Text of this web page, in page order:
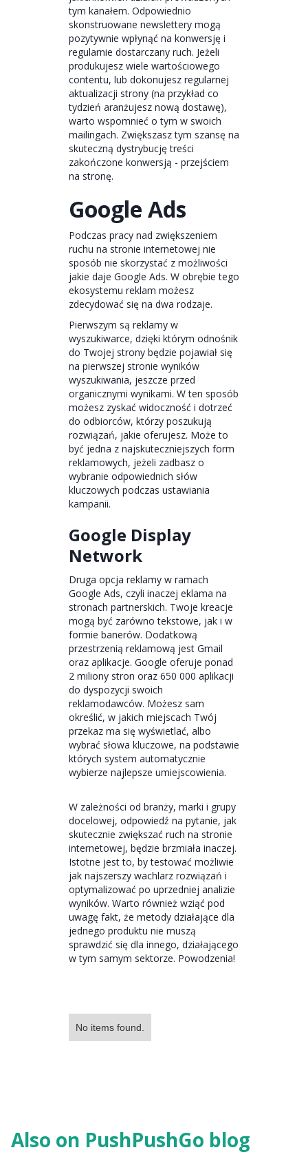
tym kanałem. Odpowiednio
skonstruowane newslettery mogą
pozytywnie wpłynąć na konwersję i
regularnie dostarczany ruch. Jeżeli
produkujesz wiele wartościowego
contentu, lub dokonujesz regularnej
aktualizacji strony (na przykład co
tydzień aranżujesz nową dostawę),
warto wspomnieć o tym w swoich
mailingach. Zwiększasz tym szansę na
skuteczną dystrybucję treści
zakończone konwersją - przejściem
na stronę.
Google Ads
Podczas pracy nad zwiększeniem
ruchu na stronie internetowej nie
sposób nie skorzystać z możliwości
jakie daje Google Ads. W obrębie tego
ekosystemu reklam możesz
zdecydować się na dwa rodzaje.
Pierwszym są reklamy w
wyszukiwarce, dzięki którym odnośnik
do Twojej strony będzie pojawiał się
na pierwszej stronie wyników
wyszukiwania, jeszcze przed
organicznymi wynikami. W ten sposób
możesz zyskać widoczność i dotrzeć
do odbiorców, którzy poszukują
rozwiązań, jakie oferujesz. Może to
być jedna z najskuteczniejszych form
reklamowych, jeżeli zadbasz o
wybranie odpowiednich słów
kluczowych podczas ustawiania
kampanii.
Google Display
Network
Druga opcja reklamy w ramach
Google Ads, czyli inaczej eklama na
stronach partnerskich. Twoje kreacje
mogą być zarówno tekstowe, jak i w
formie banerów. Dodatkową
przestrzenią reklamową jest Gmail
oraz aplikacje. Google oferuje ponad
2 miliony stron oraz 650 000 aplikacji
do dyspozycji swoich
reklamodawców. Możesz sam
określić, w jakich miejscach Twój
przekaz ma się wyświetlać, albo
wybrać słowa kluczowe, na podstawie
których system automatycznie
wybierze najlepsze umiejscowienia.
W zależności od branży, marki i grupy
docelowej, odpowiedź na pytanie, jak
skutecznie zwiększać ruch na stronie
internetowej, będzie brzmiała inaczej.
Istotne jest to, by testować możliwie
jak najszerszy wachlarz rozwiązań i
optymalizować po uprzedniej analizie
wyników. Warto również wziąć pod
uwagę fakt, że metody działające dla
jednego produktu nie muszą
sprawdzić się dla innego, działającego
w tym samym sektorze. Powodzenia!
No items found.
Also on PushPushGo blog